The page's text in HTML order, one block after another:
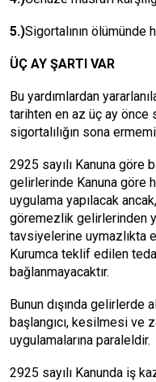
5.)Sigortalının ölümünde
ÜÇ AY ŞARTI VAR
Bu yardımlardan
tarihten en az üç ay önce
sigortalılığın sona
2925 sayılı Kanuna
gelirlerinde Kanuna göre
uygulama yapılacak
göremezlik gelirlerinden
tavsiyelerine uymazlıkta
Kurumca teklif edilen
bağlanmayacaktır.
Bunun dışında gelirlerde
başlangıcı, kesilmesi ve
uygulamalarına paraleldir.
2925 sayılı Kanunda iş